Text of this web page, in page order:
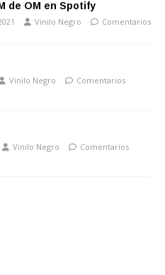
de OM en Spotify
Vinilo Negro
Comentarios
Vinilo Negro
Comentarios
Vinilo Negro
Comentarios